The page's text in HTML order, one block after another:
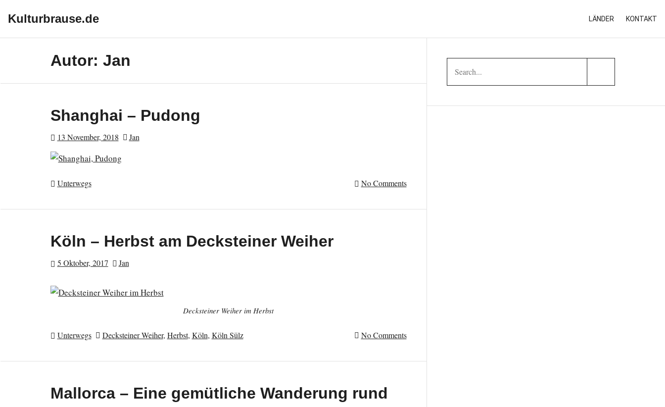
Kulturbrause.de LÄNDER KONTAKT
Autor: Jan
Shanghai – Pudong
13 November, 2018 Jan
Unterwegs No Comments
Köln – Herbst am Decksteiner Weiher
5 Oktober, 2017 Jan
Decksteiner Weiher im Herbst
Unterwegs Decksteiner Weiher, Herbst, Köln, Köln Sülz No Comments
Mallorca – Eine gemütliche Wanderung rund
Search
for:
Submit